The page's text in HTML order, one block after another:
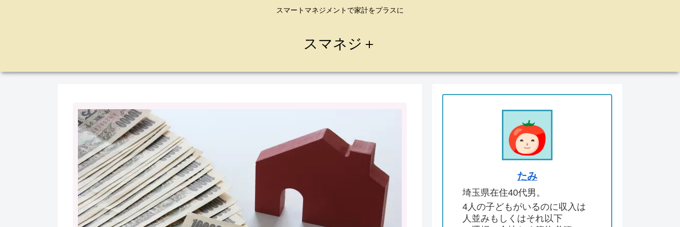
スマートマネジメントで家計をプラスに
スマネジ＋
たみ
埼玉県在住40代男。
4人の子どもがいるのに収入は
人並みもしくはそれ以下